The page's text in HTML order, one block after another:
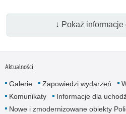
↓ Pokaż informacje
Aktualności
Galerie Zapowiedzi wydarzeń
Komunikaty
Informacje dla
Nowe i zmodernizowane obiekty